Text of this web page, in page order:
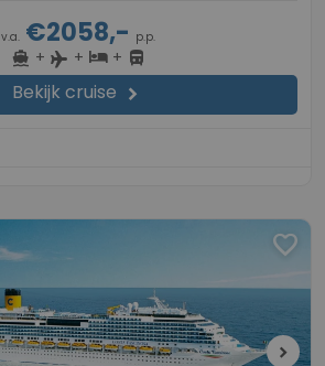
v.a. €2058,- p.p.
directions_boat + flight + hotel+ directions_bus
Bekijk cruise chevron_right
favorite
chevron_right